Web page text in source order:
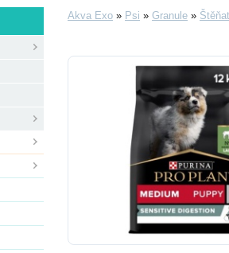
Akva Exo » Psi » Granule »